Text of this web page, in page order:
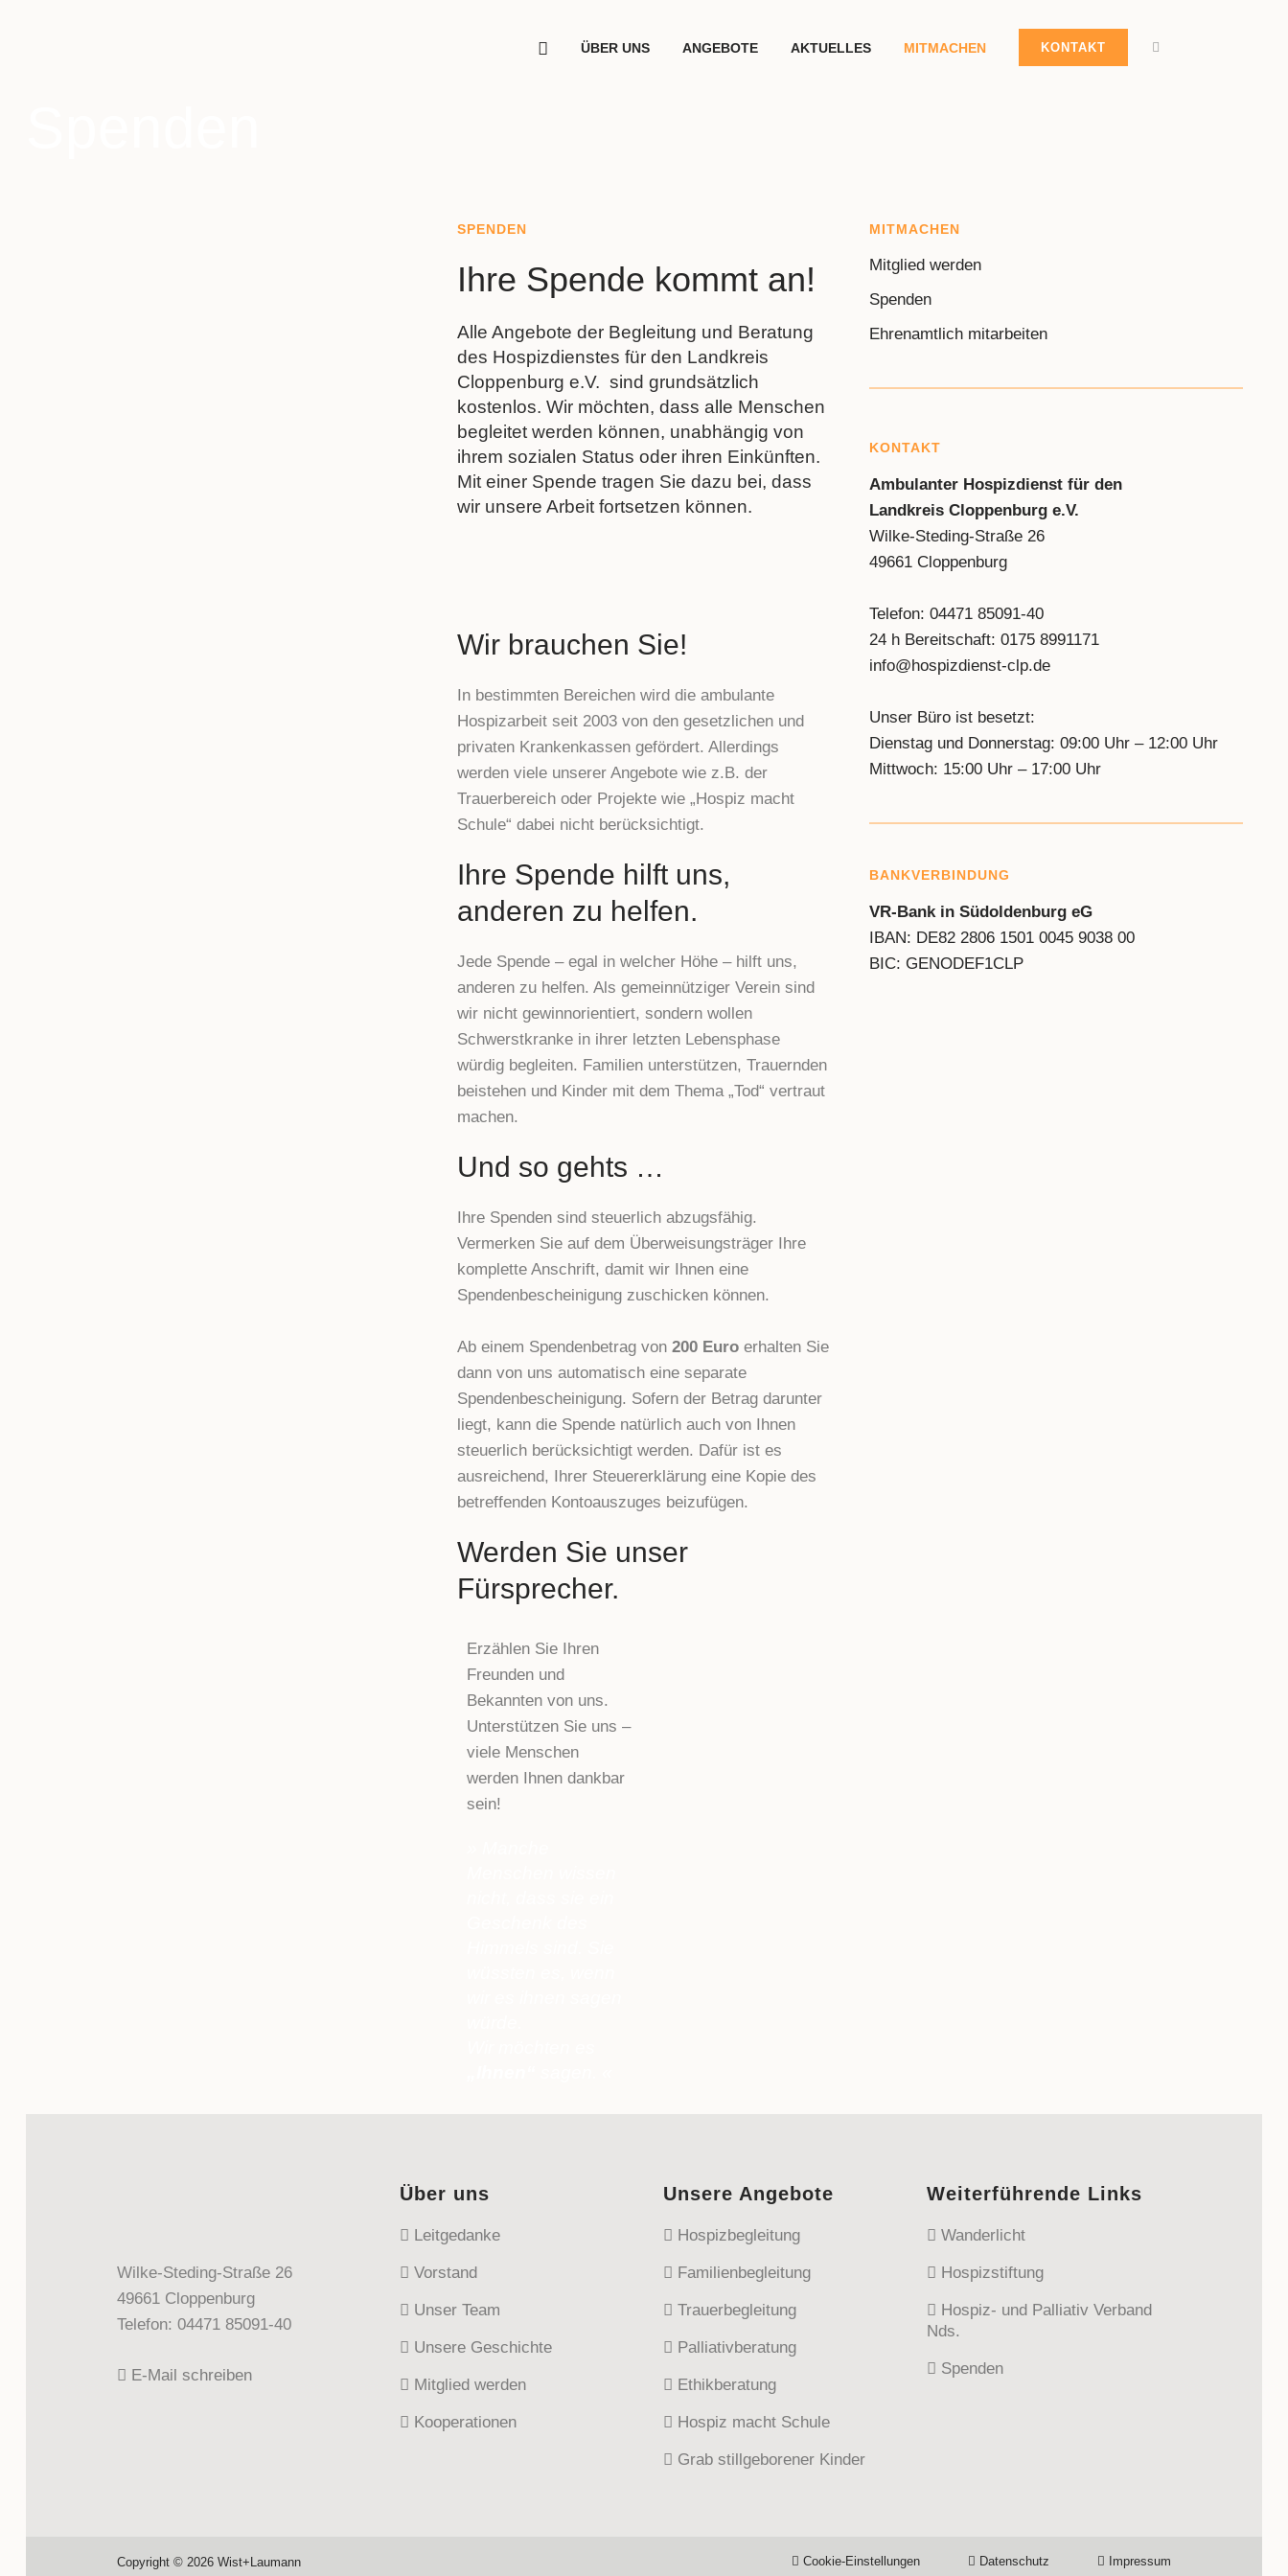
KONTAKT
ÜBER UNS ANGEBOTE AKTUELLES MITMACHEN
SPENDEN
Ihre Spende kommt an!
Alle Angebote der Begleitung und Beratung
des Hospizdienstes für den Landkreis
Cloppenburg e.V. sind grundsätzlich
kostenlos. Wir möchten, dass alle Menschen
begleitet werden können, unabhängig von
ihrem sozialen Status oder ihren Einkünften.
Mit einer Spende tragen Sie dazu bei, dass
wir unsere Arbeit fortsetzen können.
Wir brauchen Sie!
In bestimmten Bereichen wird die ambulante
Hospizarbeit seit 2003 von den gesetzlichen und
privaten Krankenkassen gefördert. Allerdings
werden viele unserer Angebote wie z.B. der
Trauerbereich oder Projekte wie „Hospiz macht
Schule“ dabei nicht berücksichtigt.
Ihre Spende hilft uns,
anderen zu helfen.
Jede Spende – egal in welcher Höhe – hilft uns,
anderen zu helfen. Als gemeinnütziger Verein sind
wir nicht gewinnorientiert, sondern wollen
Schwerstkranke in ihrer letzten Lebensphase
würdig begleiten. Familien unterstützen, Trauernden
beistehen und Kinder mit dem Thema „Tod“ vertraut
machen.
Und so gehts …
Ihre Spenden sind steuerlich abzugsfähig.
Vermerken Sie auf dem Überweisungsträger Ihre
komplette Anschrift, damit wir Ihnen eine
Spendenbescheinigung zuschicken können.
Ab einem Spendenbetrag von 200 Euroerhalten Sie
dann von uns automatisch eine separate
Spendenbescheinigung. Sofern der Betrag darunter
liegt, kann die Spende natürlich auch von Ihnen
steuerlich berücksichtigt werden. Dafür ist es
ausreichend, Ihrer Steuererklärung eine Kopie des
betreffenden Kontoauszuges beizufügen.
Werden Sie unser
Fürsprecher.
Erzählen Sie Ihren
Freunden und
Bekannten von uns.
Unterstützen Sie uns –
viele Menschen
werden Ihnen dankbar
sein!
MITMACHEN
Mitglied werden
Spenden
Ehrenamtlich mitarbeiten
KONTAKT
Ambulanter Hospizdienst für den
Landkreis Cloppenburg e.V.
Wilke-Steding-Straße 26
49661 Cloppenburg
Telefon: 04471 85091-40
24 h Bereitschaft: 0175 8991171
info@hospizdienst-clp.de
Unser Büro ist besetzt:
Dienstag und Donnerstag: 09:00 Uhr – 12:00 Uhr
Mittwoch: 15:00 Uhr – 17:00 Uhr
BANKVERBINDUNG
VR-Bank in Südoldenburg eG
IBAN: DE82 2806 1501 0045 9038 00
BIC: GENODEF1CLP
Wilke-Steding-Straße 26
49661 Cloppenburg
Telefon: 04471 85091-40
E-Mail schreiben
Über uns
Leitgedanke
Vorstand
Unser Team
Unsere Geschichte
Mitglied werden
Kooperationen
Unsere Angebote
Hospizbegleitung
Familienbegleitung
Trauerbegleitung
Palliativberatung
Ethikberatung
Hospiz macht Schule
Grab stillgeborener Kinder
Weiterführende Links
Wanderlicht
Hospizstiftung
Hospiz- und Palliativ Verband
Nds.
Spenden
Copyright © 2026 Wist+Laumann Cookie-Einstellungen Datenschutz Impressum